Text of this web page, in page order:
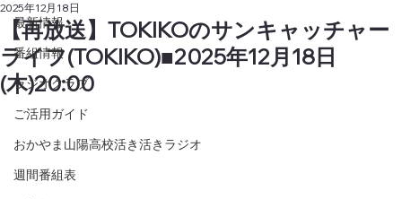
最新情報
番組情報
ラジオクラブ
ご活用ガイド
おかやま山陽高校活き活きラジオ
週間番組表
【再放送】TOKIKOのサンキャッチャー
ライフ(TOKIKO)■2025年12月18日
(木)20:00
2025年12月18日